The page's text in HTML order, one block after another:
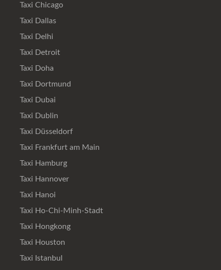
Taxi Chicago
Taxi Dallas
Taxi Delhi
Taxi Detroit
Taxi Doha
Taxi Dortmund
Taxi Dubai
Taxi Dublin
Taxi Düsseldorf
Taxi Frankfurt am Main
Taxi Hamburg
Taxi Hannover
Taxi Hanoi
Taxi Ho-Chi-Minh-Stadt
Taxi Hongkong
Taxi Houston
Taxi Istanbul